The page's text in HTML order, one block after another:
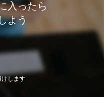
入ったら
よう
けします